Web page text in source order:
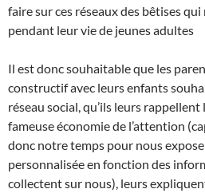
faire sur ces réseaux des bêtises
pendant leur vie de jeunes adultes
Il est donc souhaitable que les
constructif avec leurs enfants
réseau social, qu’ils leurs
fameuse économie de l’attention
donc notre temps pour nous
personnalisée en fonction des
collectent sur nous), leurs